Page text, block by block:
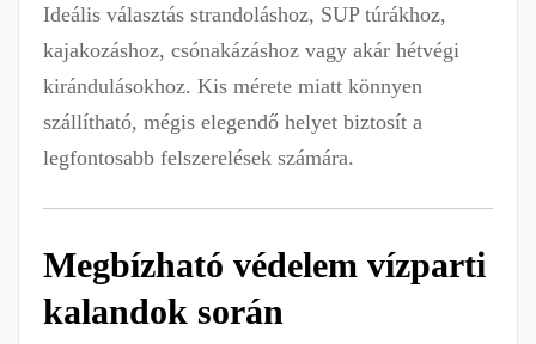
Ideális választás strandoláshoz, SUP túrákhoz,
kajakozáshoz, csónakázáshoz vagy akár hétvégi
kirándulásokhoz. Kis mérete miatt könnyen
szállítható, mégis elegendő helyet biztosít a
legfontosabb felszerelések számára.
Megbízható védelem vízparti
kalandok során